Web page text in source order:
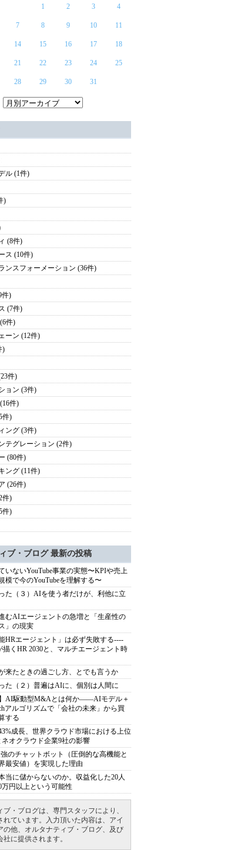
1 2 3 4
7 8 9 10 11
14 15 16 17 18
21 22 23 24 25
28 29 30 31
ル (1件)
)
(8件)
ス (10件)
ンスフォーメーション (36件)
件)
(7件)
件)
ーン (12件)
)
件)
ョン (3件)
件)
件)
ング (3件)
テグレーション (2件)
(80件)
ング (11件)
(26件)
件)
件)
ブ・ブログ 最新の投稿
いないYouTube事業の実態〜KPIや売上
模で今のYouTubeを理解する〜
た（３）AIを使う者だけが、利他に立
むAIエージェントの急増と「生産性の
」の現実
HRエージェント」は必ず失敗する----
描くHR 2030と、マルチエージェント時
来たときの過ごし方、とでも言うか
た（２）普遍はAIに、個別は人間に
】AI駆動型M&Aとは何か――AIモデル＋
アルゴリズムで「会社の未来」から買
する
成長、世界クラウド市場における上位
オクラウド企業9社の影響
強のチャットボット（圧倒的な高機能と
最安値）を実現した理由
当に儲からないのか。収益化した20人
万円以上という可能性
ブ・ブログは、専門スタッフにより、
れています。入力頂いた内容は、アイ
の他、オルタナティブ・ブログ、及び
に提供されます。